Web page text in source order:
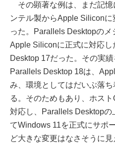
その顕著な例は、まだ記憶
ンテル製からApple Silicon
った。Parallels Desktopのメ
Apple Siliconに正式に対応
Desktop 17だった。その実
Parallels Desktop 18は、
み、環境としてはだいぶ落
る。そのためもあり、ホス
対応し、Parallels Desktop
てWindows 11を正式にサポ
ど大きな変更はなさそうに見